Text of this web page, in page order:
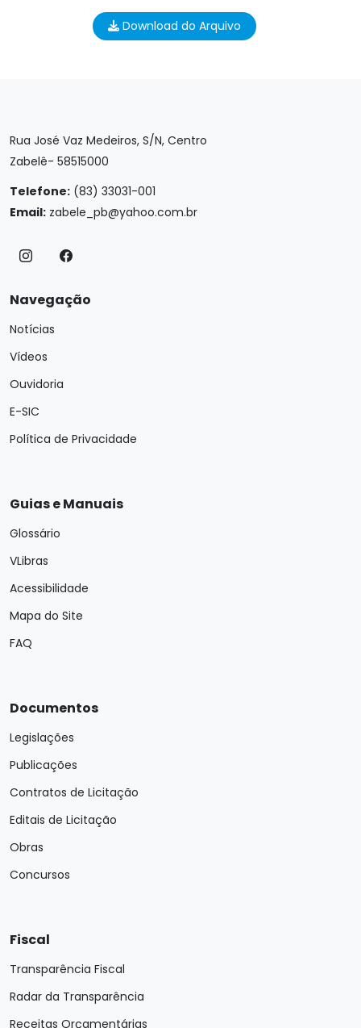
Download do Arquivo
Rua José Vaz Medeiros, S/N, Centro
Zabelê- 58515000
Telefone: (83) 33031-001
Email: zabele_pb@yahoo.com.br
Navegação
Notícias
Vídeos
Ouvidoria
E-SIC
Política de Privacidade
Guias e Manuais
Glossário
VLibras
Acessibilidade
Mapa do Site
FAQ
Documentos
Legislações
Publicações
Contratos de Licitação
Editais de Licitação
Obras
Concursos
Fiscal
Transparência Fiscal
Radar da Transparência
Receitas Orçamentárias